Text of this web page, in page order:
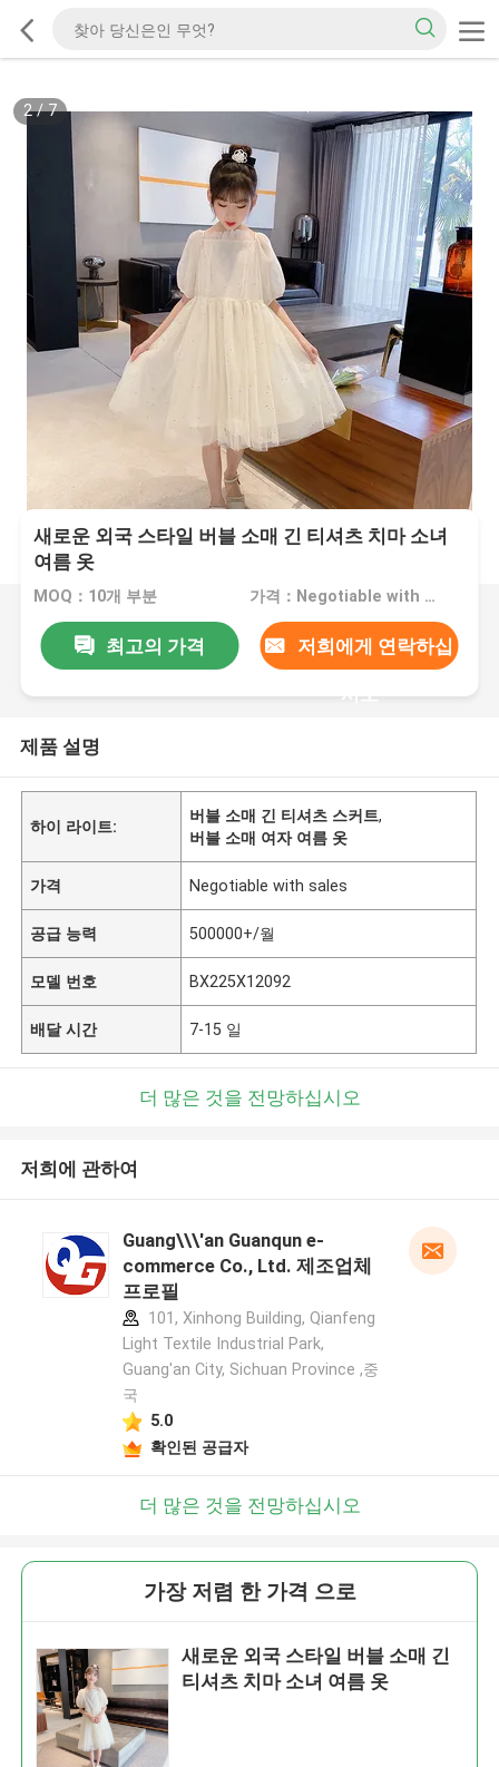
2/7
새로운 외국 스타일 버블 소매 긴 티셔츠 치마 소녀
여름 옷
MOQ：10개 부분 가격：Negotiable with sales
최고의 가격 저희에게 연락하십
시오
제품 설명
하이 라이트:
버블 소매 긴 티셔츠 스커트,
버블 소매 여자 여름 옷
가격 Negotiable with sales
공급 능력 500000+/월
모델 번호 BX225X12092
배달 시간 7-15 일
더 많은 것을 전망하십시오
저희에 관하여
Guang\\\'an Guanqun e-
commerce Co., Ltd. 제조업체
프로필
101, Xinhong Building, Qianfeng
Light Textile Industrial Park,
Guang'an City, Sichuan Province ,중
국
5.0
확인된 공급자
더 많은 것을 전망하십시오
가장 저렴 한 가격 으로
새로운 외국 스타일 버블 소매 긴
티셔츠 치마 소녀 여름 옷